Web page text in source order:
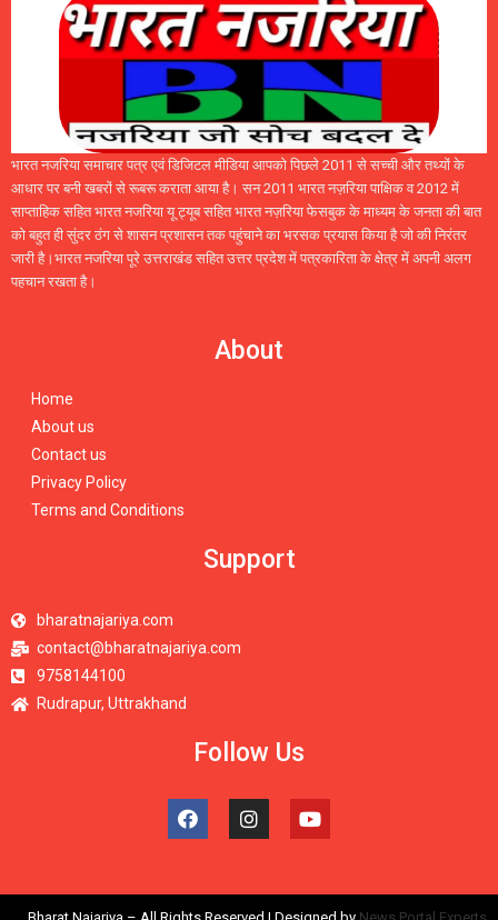
भारत नजरिया समाचार पत्र एवं डिजिटल मीडिया आपको पिछले 2011 से सच्ची और तथ्यों के
आधार पर बनी खबरों से रूबरू कराता आया है। सन 2011 भारत नज़रिया पाक्षिक व 2012 में
साप्ताहिक सहित भारत नजरिया यू ट्यूब सहित भारत नज़रिया फेसबुक के माध्यम के जनता की बात
को बहुत ही सुंदर ठंग से शासन प्रशासन तक पहुंचाने का भरसक प्रयास किया है जो की निरंतर
जारी है।भारत नजरिया पूरे उत्तराखंड सहित उत्तर प्रदेश में पत्रकारिता के क्षेत्र में अपनी अलग
पहचान रखता है।
About
Home
About us
Contact us
Privacy Policy
Terms and Conditions
Support
bharatnajariya.com
contact@bharatnajariya.com
9758144100
Rudrapur, Uttrakhand
Follow Us